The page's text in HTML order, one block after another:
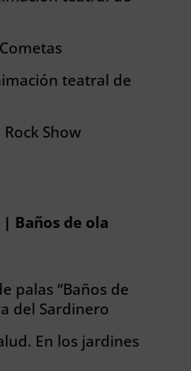
teatral de
Show
Baños de ola
palas “Baños de
del Sardinero
En los jardines